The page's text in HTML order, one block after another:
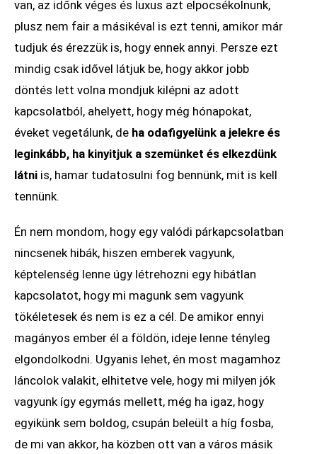
van, az időnk véges és luxus azt elpocsékolnunk,
plusz nem fair a másikéval is ezt tenni, amikor már
tudjuk és érezzük is, hogy ennek annyi. Persze ezt
mindig csak idővel látjuk be, hogy akkor jobb
döntés lett volna mondjuk kilépni az adott
kapcsolatból, ahelyett, hogy még hónapokat,
éveket vegetálunk, de ha odafigyelünk a jelekre és
leginkább, ha kinyitjuk a szemünket és elkezdünk
látni is, hamar tudatosulni fog bennünk, mit is kell
tennünk.
Én nem mondom, hogy egy valódi párkapcsolatban
nincsenek hibák, hiszen emberek vagyunk,
képtelenség lenne úgy létrehozni egy hibátlan
kapcsolatot, hogy mi magunk sem vagyunk
tökéletesek és nem is ez a cél. De amikor ennyi
magányos ember él a földön, ideje lenne tényleg
elgondolkodni. Ugyanis lehet, én most magamhoz
láncolok valakit, elhitetve vele, hogy mi milyen jók
vagyunk így egymás mellett, még ha igaz, hogy
egyikünk sem boldog, csupán beleült a híg fosba,
de mi van akkor, ha közben ott van a város másik